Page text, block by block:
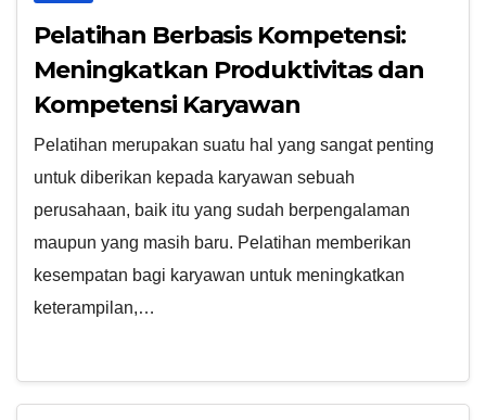
Pelatihan Berbasis Kompetensi:
Meningkatkan Produktivitas dan
Kompetensi Karyawan
Pelatihan merupakan suatu hal yang sangat penting
untuk diberikan kepada karyawan sebuah
perusahaan, baik itu yang sudah berpengalaman
maupun yang masih baru. Pelatihan memberikan
kesempatan bagi karyawan untuk meningkatkan
keterampilan,…